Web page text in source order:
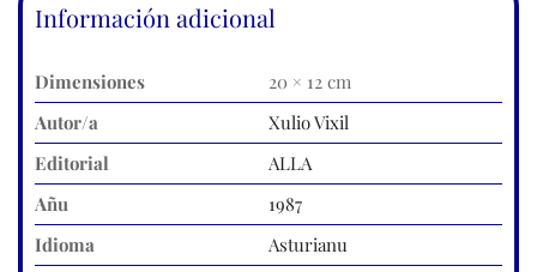
Información adicional
Dimensiones
20 × 12 cm
Autor/a
Xulio Vixil
Editorial
ALLA
Añu
1987
Idioma
Asturianu